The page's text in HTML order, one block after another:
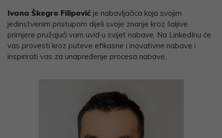
Ivana Škegro Filipović je nabavljačica koja svojim
jedinstvenim pristupom dijeli svoje znanje kroz šaljive
primjere pružajući vam uvid u svijet nabave. Na LinkedInu će
vas provesti kroz puteve efikasne i inovativne nabave i
inspirirati vas za unapređenje procesa nabave.